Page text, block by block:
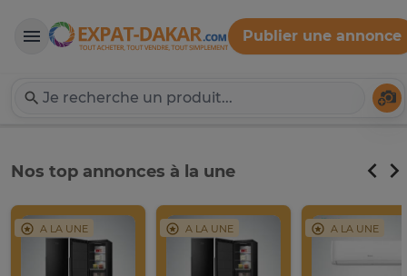
Expat-Dakar
Publier une annonce
Nos top annonces à la une
A LA UNE A LA UNE A LA UNE